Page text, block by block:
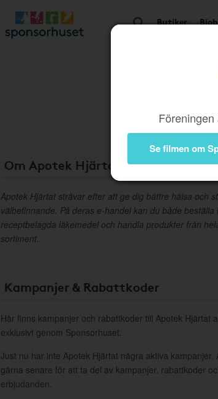
Butiker
Se filmen om
Om Apotek Hjärtat
Apotek Hjärtat strävar efter att ge dig bättre hälsa och
välbefinnande. På deras e-handel kan du både beställa
receptbelagda läkemedel och handla produkter från
sortiment.
Kampanjer & Rabattkoder
Här finns kampanjer och rabattkoder till Apotek Hjärtat
exklusivt genom Sponsorhuset.
Just nu har inte Apotek Hjärtat några aktiva kampanjer.
gärna senare för att ta del av kampanjer, rabattkoder
erbjudanden.